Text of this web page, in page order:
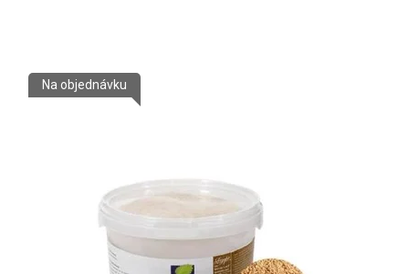
Na objednávku